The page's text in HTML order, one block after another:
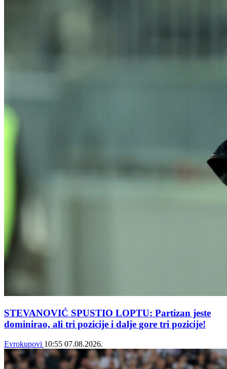
STEVANOVIĆ SPUSTIO LOPTU: Partizan jeste
dominirao, ali tri pozicije i dalje gore tri pozicije!
Evrokupovi 10:55 07.08.2026.